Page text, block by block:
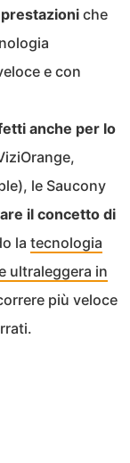
che
e con
anche per lo
le Saucony
il concetto di
la tecnologia
ultraleggera in
più veloce